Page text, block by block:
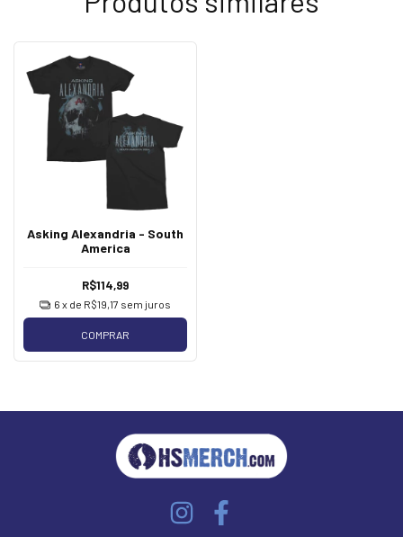
Asking Alexandria - South
America
R$114,99
6 x de R$19,17 sem juros
COMPRAR